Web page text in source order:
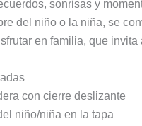
sonrisas y
del niño o la niña, se
en familia, que
con cierre deslizante
niño/niña en la tapa